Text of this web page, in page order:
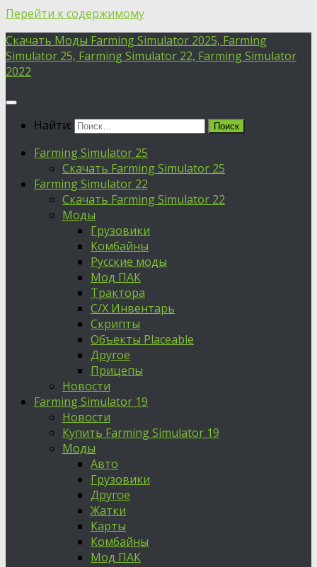
Перейти к содержимому
Скачать Моды Farming Simulator 2025, Farming
Simulator 25, Farming Simulator 22, Farming Simulator
2022
Найти:
Farming Simulator 25
Скачать Farming Simulator 25
Farming Simulator 22
Скачать Farming Simulator 22
Моды
Грузовики
Комбайны
Русские моды
Мод ПАК
Трактора
С/Х Инвентарь
Скрипты
Объекты Placeable
Другое
Прицепы
Новости
Farming Simulator 19
Новости
Купить Farming Simulator 19
Моды
Авто
Грузовики
Другое
Жатки
Карты
Комбайны
Мод ПАК